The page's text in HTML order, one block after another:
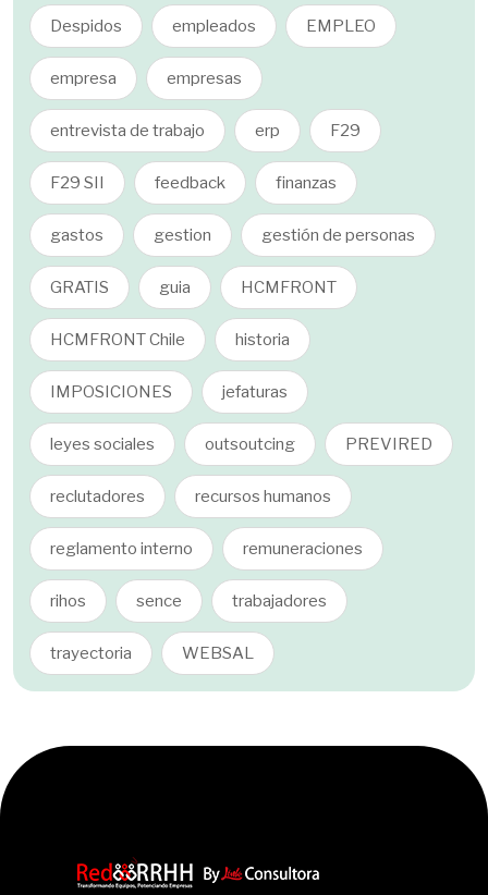
Despidos empleados EMPLEO
empresa empresas
entrevista de trabajo erp F29
F29 SII feedback finanzas
gastos gestion gestión de personas
GRATIS guia HCMFRONT
HCMFRONT Chile historia
IMPOSICIONES jefaturas
leyes sociales outsoutcing PREVIRED
reclutadores recursos humanos
reglamento interno remuneraciones
rihos sence trabajadores
trayectoria WEBSAL